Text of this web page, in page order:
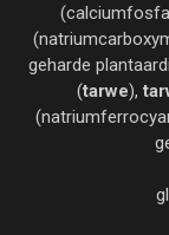
geharde
(tarwe),